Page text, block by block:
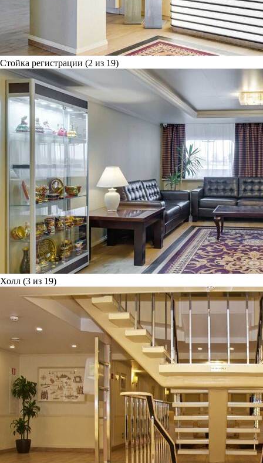
Стойка регистрации (2 из 19)
Холл (3 из 19)